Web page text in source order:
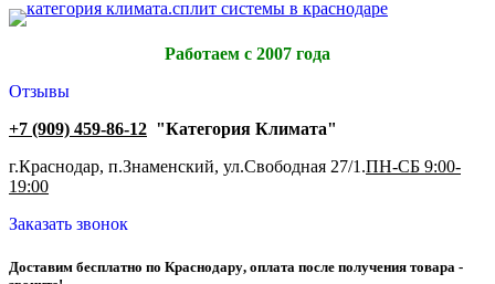
Работаем с 2007 года
Отзывы
+7 (909) 459-86-12 "Категория Климата"
г.Краснодар, п.Знаменский, ул.Свободная 27/1.ПН-СБ 9:00-
19:00
Заказать звонок
Доставим бесплатно по Краснодару, оплата после получения товара -